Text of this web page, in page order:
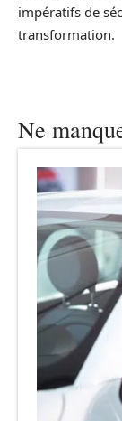
impératifs de
transformation.
Ne